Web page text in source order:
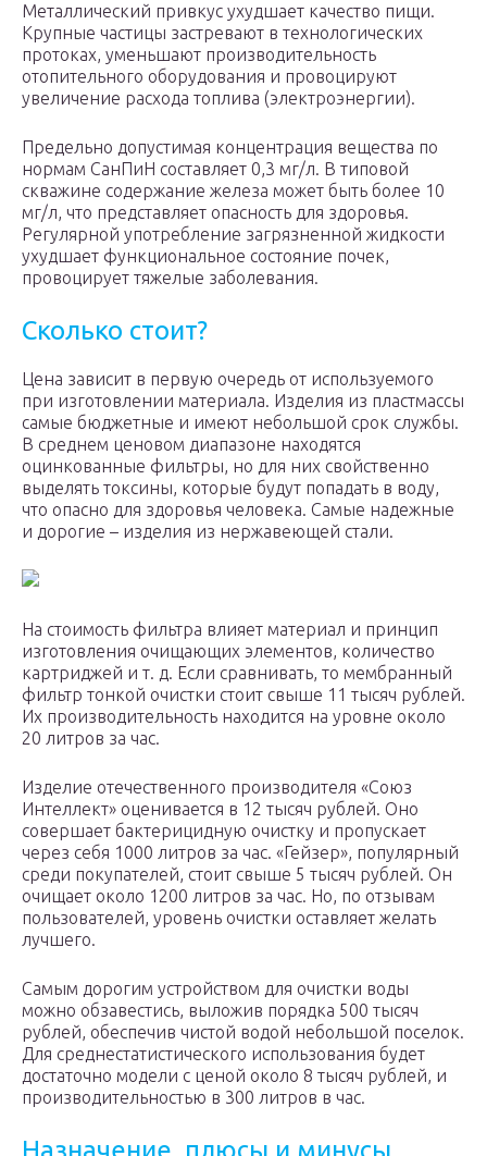
Металлический привкус ухудшает качество пищи.
Крупные частицы застревают в технологических
протоках, уменьшают производительность
отопительного оборудования и провоцируют
увеличение расхода топлива (электроэнергии).
Предельно допустимая концентрация вещества по
нормам СанПиН составляет 0,3 мг/л. В типовой
скважине содержание железа может быть более 10
мг/л, что представляет опасность для здоровья.
Регулярной употребление загрязненной жидкости
ухудшает функциональное состояние почек,
провоцирует тяжелые заболевания.
Сколько стоит?
Цена зависит в первую очередь от используемого
при изготовлении материала. Изделия из пластмассы
самые бюджетные и имеют небольшой срок службы.
В среднем ценовом диапазоне находятся
оцинкованные фильтры, но для них свойственно
выделять токсины, которые будут попадать в воду,
что опасно для здоровья человека. Самые надежные
и дорогие – изделия из нержавеющей стали.
На стоимость фильтра влияет материал и принцип
изготовления очищающих элементов, количество
картриджей и т. д. Если сравнивать, то мембранный
фильтр тонкой очистки стоит свыше 11 тысяч рублей.
Их производительность находится на уровне около
20 литров за час.
Изделие отечественного производителя «Союз
Интеллект» оценивается в 12 тысяч рублей. Оно
совершает бактерицидную очистку и пропускает
через себя 1000 литров за час. «Гейзер», популярный
среди покупателей, стоит свыше 5 тысяч рублей. Он
очищает около 1200 литров за час. Но, по отзывам
пользователей, уровень очистки оставляет желать
лучшего.
Самым дорогим устройством для очистки воды
можно обзавестись, выложив порядка 500 тысяч
рублей, обеспечив чистой водой небольшой поселок.
Для среднестатистического использования будет
достаточно модели с ценой около 8 тысяч рублей, и
производительностью в 300 литров в час.
Назначение, плюсы и минусы